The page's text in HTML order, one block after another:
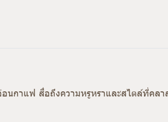
กาแฟ สื่อถึงความหรูหราและสไตล์ที่คลา